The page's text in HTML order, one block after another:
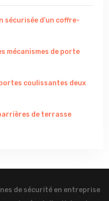
sécurisée d’un coffre-
mécanismes de porte
coulissantes deux
de terrasse
de sécurité en entreprise